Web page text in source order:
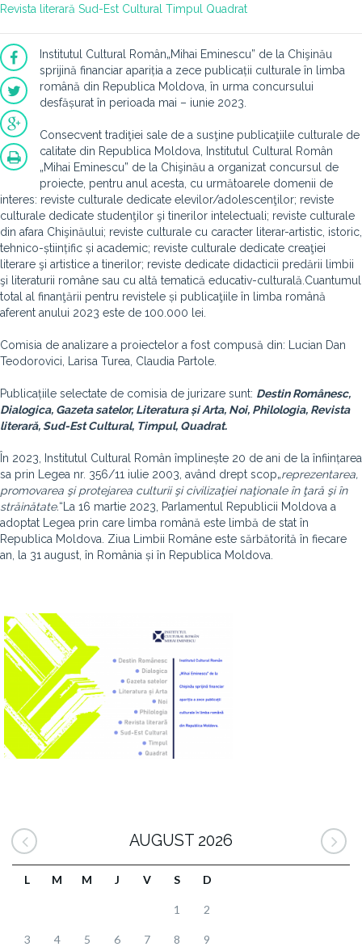
Revista literară Sud-Est Cultural Timpul Quadrat
Institutul Cultural Român„Mihai Eminescu” de la Chişinău
sprijină financiar apariția a zece publicații culturale în limba
română din Republica Moldova, în urma concursului
desfășurat în perioada mai – iunie 2023.
Consecvent tradiţiei sale de a susţine publicaţiile culturale de
calitate din Republica Moldova, Institutul Cultural Român
„Mihai Eminescu” de la Chişinău a organizat concursul de
proiecte, pentru anul acesta, cu următoarele domenii de
interes: reviste culturale dedicate elevilor/adolescenţilor; reviste
culturale dedicate studenţilor şi tinerilor intelectuali; reviste culturale
din afara Chişinăului; reviste culturale cu caracter literar-artistic, istoric,
tehnico-științific și academic; reviste culturale dedicate creaţiei
literare şi artistice a tinerilor; reviste dedicate didacticii predării limbii
şi literaturii române sau cu altă tematică educativ-culturală.Cuantumul
total al finanţării pentru revistele și publicaţiile în limba română
aferent anului 2023 este de 100.000 lei.
Comisia de analizare a proiectelor a fost compusă din: Lucian Dan
Teodorovici, Larisa Turea, Claudia Partole.
Publicațiile selectate de comisia de jurizare sunt: Destin Românesc,
Dialogica, Gazeta satelor, Literatura și Arta, Noi, Philologia, Revista
literară, Sud-Est Cultural, Timpul, Quadrat.
În 2023, Institutul Cultural Român împlinește 20 de ani de la înființarea
sa prin Legea nr. 356/11 iulie 2003, având drept scop„reprezentarea,
promovarea şi protejarea culturii şi civilizaţiei naţionale în ţară şi în
străinătate.“La 16 martie 2023, Parlamentul Republicii Moldova a
adoptat Legea prin care limba română este limbă de stat în
Republica Moldova. Ziua Limbii Române este sărbătorită în fiecare
an, la 31 august, în România și în Republica Moldova.
AUGUST 2026
L M M J V S D
1 2
3 4 5 6 7 8 9